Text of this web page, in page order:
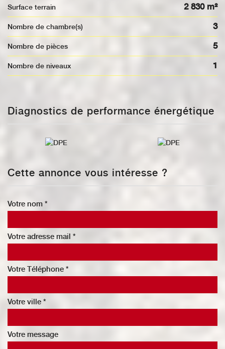
surface terrain 2 830 m²
Nombre de chambre(s) 3
Nombre de pièces 5
Nombre de niveaux 1
Diagnostics de performance énergétique
Cette annonce vous intéresse ?
Votre nom *
Votre adresse mail *
Votre Téléphone *
Votre ville *
Votre message